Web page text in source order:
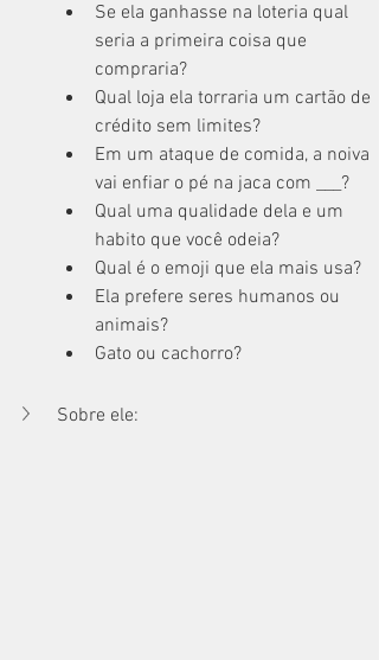
Se ela ganhasse na loteria qual
seria a primeira coisa que
compraria?
Qual loja ela torraria um cartão de
crédito sem limites?
Em um ataque de comida, a noiva
vai enfiar o pé na jaca com ___?
Qual uma qualidade dela e um
habito que você odeia?
Qual é o emoji que ela mais usa?
Ela prefere seres humanos ou
animais?
Gato ou cachorro?
Sobre ele: